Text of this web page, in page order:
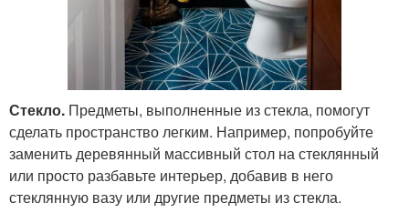
Стекло. Предметы, выполненные из стекла, помогут
сделать пространство легким. Например, попробуйте
заменить деревянный массивный стол на стеклянный
или просто разбавьте интерьер, добавив в него
стеклянную вазу или другие предметы из стекла.